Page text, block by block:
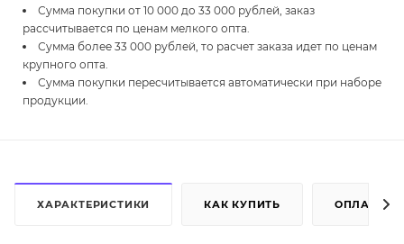
Сумма покупки от 10 000 до 33 000 рублей, заказ
рассчитывается по ценам мелкого опта.
Сумма более 33 000 рублей, то расчет заказа идет по ценам
крупного опта.
Сумма покупки пересчитывается автоматически при наборе
продукции.
ХАРАКТЕРИСТИКИ КАК КУПИТЬ ОПЛАТА